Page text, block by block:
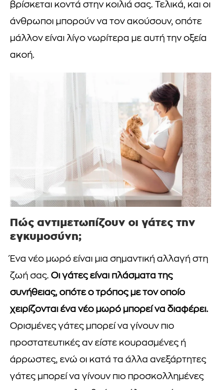
βρίσκεται κοντά στην κοιλιά σας. Τελικά, και οι
άνθρωποι μπορούν να τον ακούσουν, οπότε
μάλλον είναι λίγο νωρίτερα με αυτή την οξεία
ακοή.
Πώς αντιμετωπίζουν οι γάτες την
εγκυμοσύνη;
Ένα νέο μωρό είναι μια σημαντική αλλαγή στη
ζωή σας. Οι γάτες είναι πλάσματα της
συνήθειας, οπότε ο τρόπος με τον οποίο
χειρίζονται ένα νέο μωρό μπορεί να διαφέρει.
Ορισμένες γάτες μπορεί να γίνουν πιο
προστατευτικές αν είστε κουρασμένες ή
άρρωστες, ενώ οι κατά τα άλλα ανεξάρτητες
γάτες μπορεί να γίνουν πιο προσκολλημένες